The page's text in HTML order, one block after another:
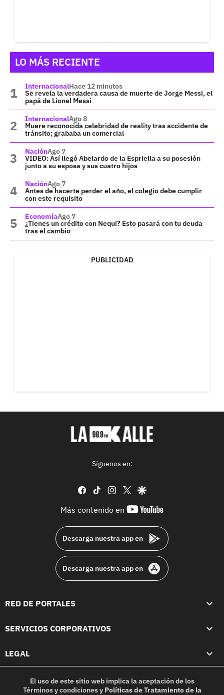
LO MÁS RECIENTE
InternacionalHace 12 minutos
Se revela la verdadera causa de muerte de Jorge Messi, el
papá de Lionel Messi
InternacionalAgo 8
Muere reconocida celebridad de reality tras accidente de
tránsito; grababa un comercial
NaciónAgo 7
VIDEO: Así llegó Abelardo de la Espriella a su posesión
junto a su esposa y sus cuatro hijos
NaciónAgo 7
Antes de hacerte perder el año, el colegio debe cumplir
con este requisito
EconomíaAgo 7
¿Tienes un crédito con Nequi? Esto pasará con tu deuda
tras el cambio
PUBLICIDAD
Síguenos en:
facebook
tiktok instagram
twittergoogle
Más contenido en
youtube-
Descarga nuestra app en
Descarga nuestra app en
RED DE PORTALES
SERVICIOS CORPORATIVOS
LEGAL
El uso de este sitio web implica la aceptación de los
Términos y condicionesy Políticas de Tratamiento de la